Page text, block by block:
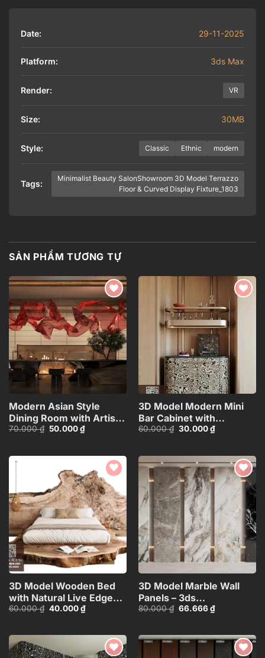
Date: 29-11-2025
Platform: 3ds Max
Render: VR
Size: 30MB
Style: Classic Ethnic modern
Tags:
Minimalist Beauty SalonShowroom 3D Model Terrazzo
Floor & Curved Display Fixture_1803
SẢN PHẨM TƯƠNG TỰ
Add to
wishlist
Modern Asian Style
Dining Room with Artistic
Ceiling
70.000₫ Giá
50.000₫Giá
hiện
50.000 ₫.
wishlist
3D Model Modern Mini
Bar Cabinet with
Decorative
60.000₫ Giá
30.000₫Giá
hiện
30.000 ₫.
Add to
wishlist
3D Model Wooden Bed
with Natural Live Edge
Design_HJI4803714379607
60.000₫ Giá
40.000₫Giá
hiện
40.000 ₫.
Add to
wishlist
3D Model Marble Wall
Panels – 3ds
Max_102325390
80.000₫ Giá
66.666₫Giá
hiện
66.666 ₫.